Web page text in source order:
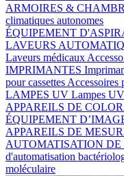
ARMOIRES &
climatiques autonomes
ÉQUIPEMENT
LAVEURS
Laveurs médicaux
IMPRIMANTES
pour cassettes Accessoires
LAMPES UV Lampes
APPAREILS DE
ÉQUIPEMENT
APPAREILS DE
AUTOMATISATION
d'automatisation
moléculaire